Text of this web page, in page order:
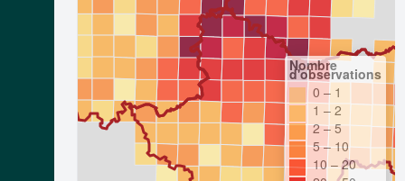
Nombre
d'observations
0 – 1
1 – 2
2 – 5
5 – 10
10 – 20